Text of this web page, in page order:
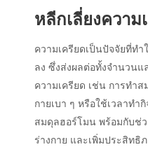
หลีกเลี่ยงความ
ความเครียดเป็นปัจจัยที่ท
ลง ซึ่งส่งผลต่อทั้งจำนวนแ
ความเครียด เช่น การทำส
กายเบา ๆ หรือใช้เวลาท
สมดุลฮอร์โมน พร้อมกับช่
ร่างกาย และเพิ่มประสิท